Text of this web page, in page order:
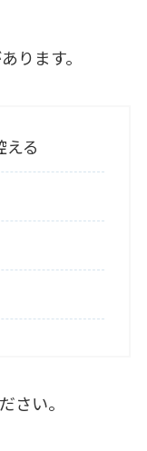
ります。
る
さい。